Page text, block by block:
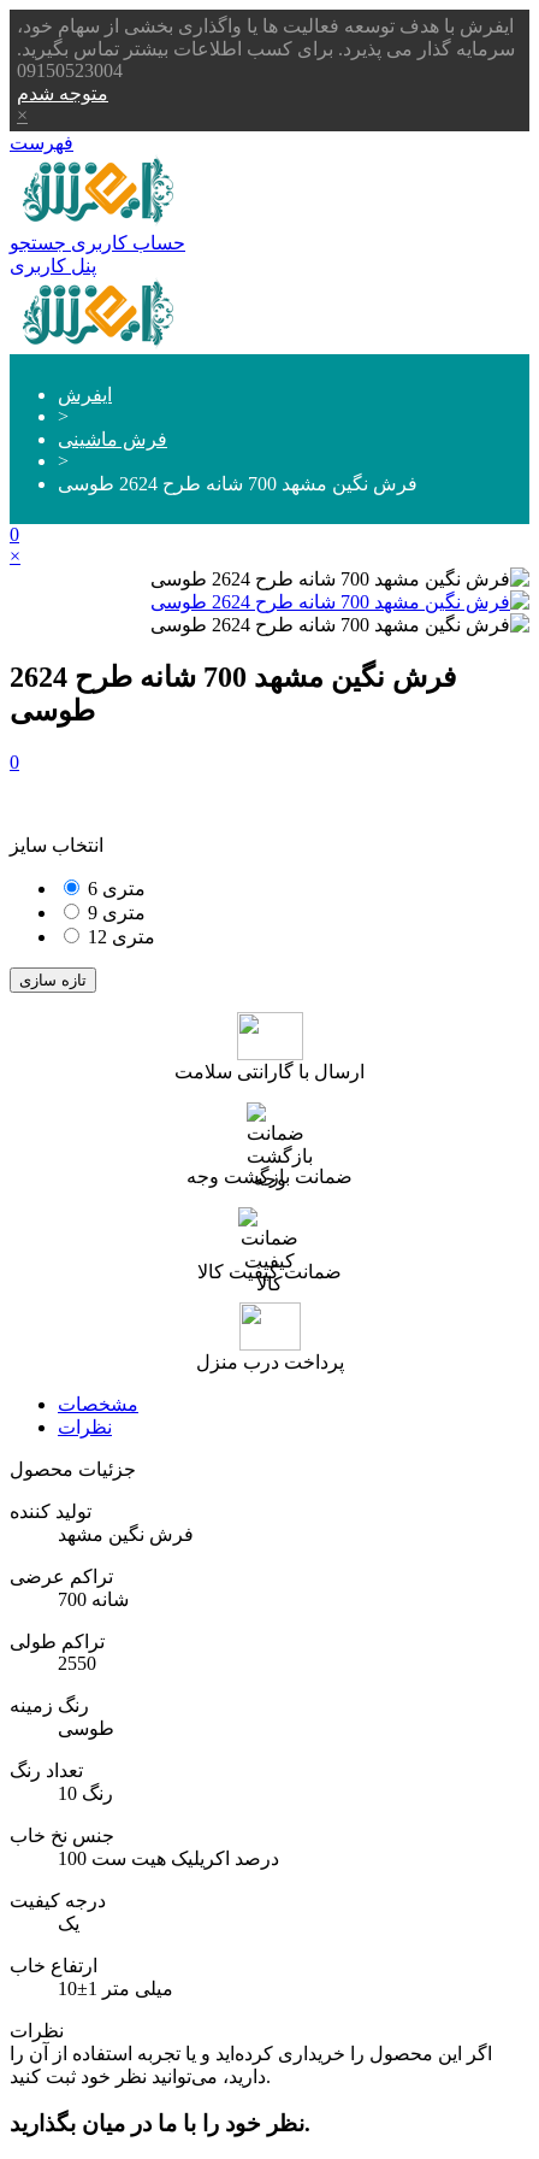
ایفرش با هدف توسعه فعالیت ها یا واگذاری بخشی از سهام خود،
سرمایه گذار می پذیرد. برای کسب اطلاعات بیشتر تماس بگیرید.
09150523004
متوجه شدم
×
فهرست
حساب کاربری جستجو
پنل کاربری
ایفرش
>
فرش ماشینی
>
فرش نگین مشهد 700 شانه طرح 2624 طوسی
0
×
فرش نگین مشهد 700 شانه طرح 2624
طوسی
0
انتخاب سایز
6 متری
9 متری
12 متری
ارسال با گارانتی سلامت
ضمانت بازگشت وجه
ضمانت کیفیت کالا
پرداخت درب منزل
مشخصات
نظرات
جزئیات محصول
تولید کننده
فرش نگین مشهد
تراکم عرضی
700 شانه
تراکم طولی
2550
رنگ زمینه
طوسی
تعداد رنگ
10 رنگ
جنس نخ خاب
100 درصد اکریلیک هیت ست
درجه کیفیت
یک
ارتفاع خاب
10±1 میلی متر
نظرات
اگر این محصول را خریداری کرده‌اید و یا تجربه استفاده از آن را
دارید، می‌توانید نظر خود ثبت کنید.
نظر خود را با ما در میان بگذارید.